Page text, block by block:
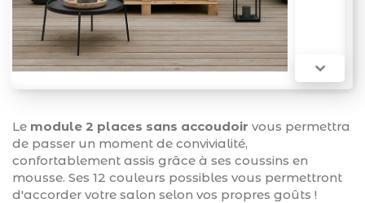

Le module 2 places sans accoudoir vous permettra
de passer un moment de convivialité,
confortablement assis grâce à ses coussins en
mousse. Ses 12 couleurs possibles vous permettront
d'accorder votre salon selon vos propres goûts !